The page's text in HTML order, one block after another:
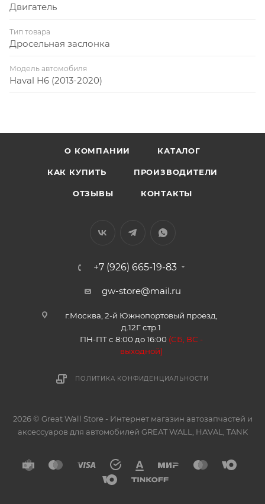
Двигатель
Тип товара
Дросельная заслонка
Модель автомобиля
Haval H6 (2013-2020)
О КОМПАНИИ КАТАЛОГ
КАК КУПИТЬ ПРОИЗВОДИТЕЛИ
ОТЗЫВЫ КОНТАКТЫ
+7 (926) 665-19-83
gw-store@mail.ru
г.Москва, 2-й Южнопортовый проезд,
д.12Г стр.1
ПН-ПТ с 8:00 до 16:00 (СБ, ВС -
выходной)
ПОЛИТИКА КОНФИДЕНЦИАЛЬНОСТИ
2026 © Great Wall Store - Интернет магазин автозапчастей и
аксессуаров для автомобилей GREAT WALL, HAVAL, TANK